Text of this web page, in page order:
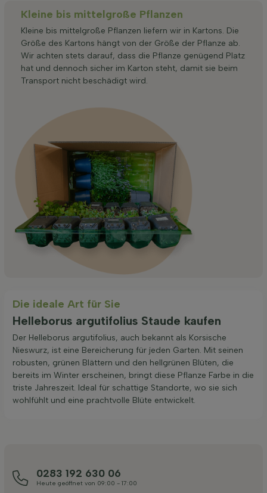
Kleine bis mittelgroße Pflanzen
Kleine bis mittelgroße Pflanzen liefern wir in Kartons. Die
Größe des Kartons hängt von der Größe der Pflanze ab.
Wir achten stets darauf, dass die Pflanze genügend Platz
hat und dennoch sicher im Karton steht, damit sie beim
Transport nicht beschädigt wird.
Die ideale Art für Sie
Helleborus argutifolius Staude kaufen
Der Helleborus argutifolius, auch bekannt als Korsische
Nieswurz, ist eine Bereicherung für jeden Garten. Mit seinen
robusten, grünen Blättern und den hellgrünen Blüten, die
bereits im Winter erscheinen, bringt diese Pflanze Farbe in die
triste Jahreszeit. Ideal für schattige Standorte, wo sie sich
wohlfühlt und eine prachtvolle Blüte entwickelt.
0283 192 630 06
Heute geöffnet von 09:00 - 17:00